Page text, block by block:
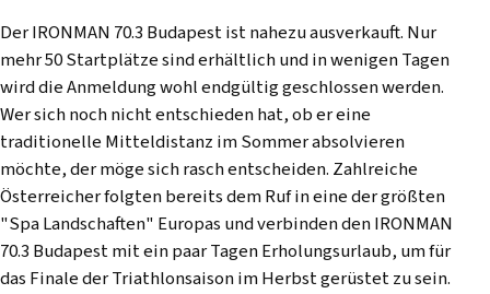
Der IRONMAN 70.3 Budapest ist nahezu ausverkauft. Nur
mehr 50 Startplätze sind erhältlich und in wenigen Tagen
wird die Anmeldung wohl endgültig geschlossen werden.
Wer sich noch nicht entschieden hat, ob er eine
traditionelle Mitteldistanz im Sommer absolvieren
möchte, der möge sich rasch entscheiden. Zahlreiche
Österreicher folgten bereits dem Ruf in eine der größten
"Spa Landschaften" Europas und verbinden den IRONMAN
70.3 Budapest mit ein paar Tagen Erholungsurlaub, um für
das Finale der Triathlonsaison im Herbst gerüstet zu sein.